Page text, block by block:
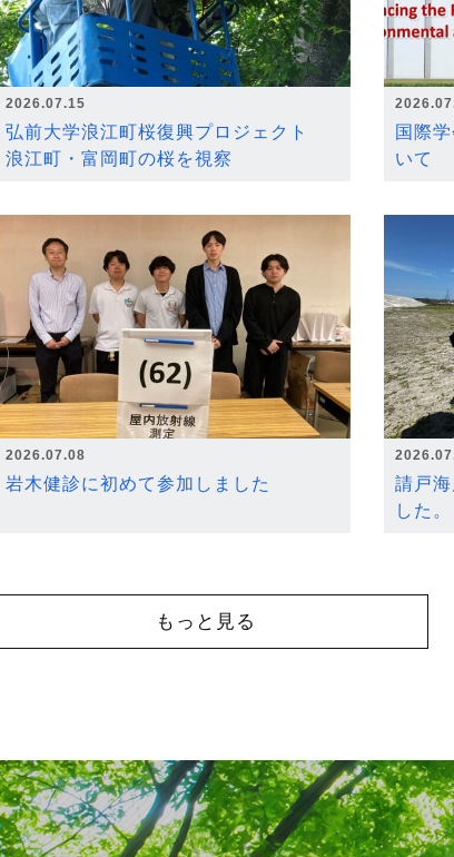
2026.07.15
弘前大学浪江町桜復興プロジェクト
浪江町・富岡町の桜を視察
国際
いて
2026.07.08
岩木健診に初めて参加しました
請戸
した。
もっと見る